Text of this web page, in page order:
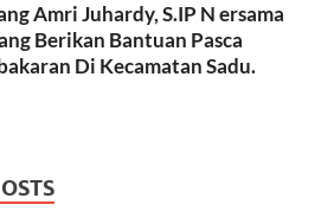
Amri Juhardy, S.IP N ersama
Berikan Bantuan Pasca
Di Kecamatan Sadu.